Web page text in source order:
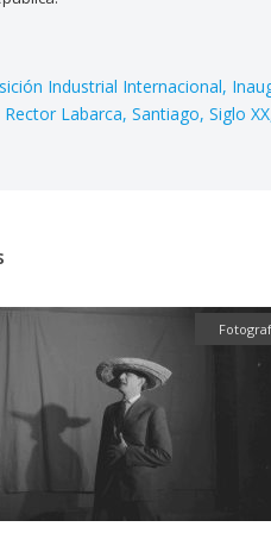
Industrial Internacional
Rector Labarca Santiago Siglo XX